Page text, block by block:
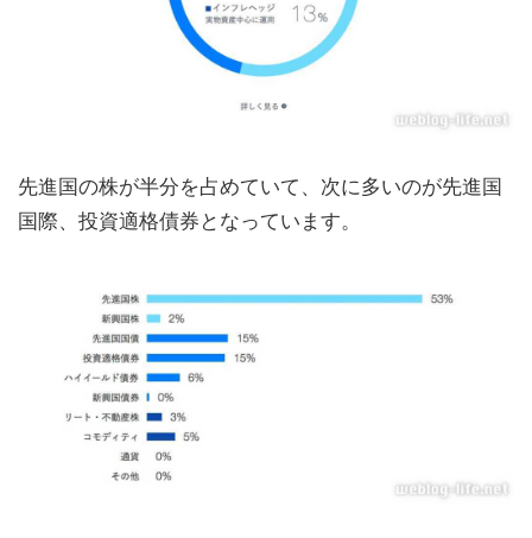
先進国の株が半分を占めていて、次に多いのが先進国
国際、投資適格債券となっています。